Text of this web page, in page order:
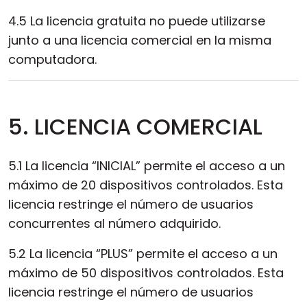
4.5 La licencia gratuita no puede utilizarse
junto a una licencia comercial en la misma
computadora.
5. LICENCIA COMERCIAL
5.1 La licencia “INICIAL” permite el acceso a un
máximo de 20 dispositivos controlados. Esta
licencia restringe el número de usuarios
concurrentes al número adquirido.
5.2 La licencia “PLUS” permite el acceso a un
máximo de 50 dispositivos controlados. Esta
licencia restringe el número de usuarios